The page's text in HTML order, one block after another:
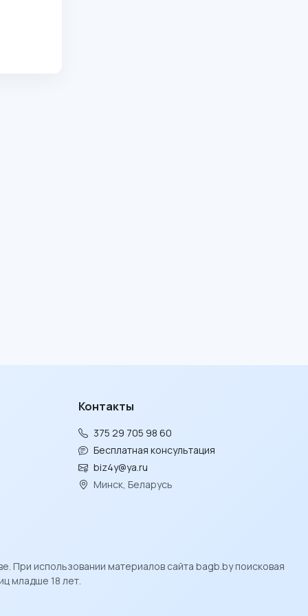
Контакты
375 29 705 98 60
Бесплатная консультация
biz4y@ya.ru
Минск, Беларусь
При использовании материалов сайта bagb.by поисковая
младше 18 лет.